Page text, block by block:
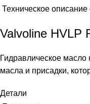
Техническое
Valvoline HVLP
Гидравлическое
масла и присадки,
Детали